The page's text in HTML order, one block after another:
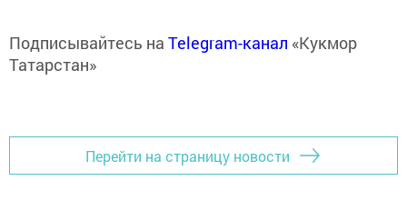
Подписывайтесь на Telegram-канал «Кукмор
Татарстан»
Перейти на страницу новости